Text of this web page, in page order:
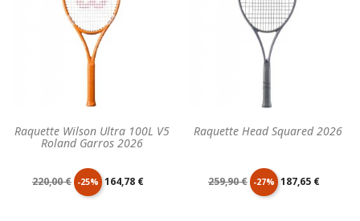
Raquette Wilson Ultra 100L V5
Roland Garros 2026
Prix
220,00 € -25% Prix
164,78 €
Raquette Head Squared 2026
Prix
259,90 € -27% Prix
187,65 €